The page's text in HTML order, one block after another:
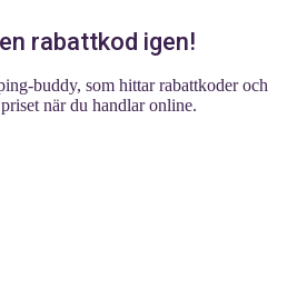
rabattkod igen!
buddy, som hittar rabattkoder och
när du handlar online.